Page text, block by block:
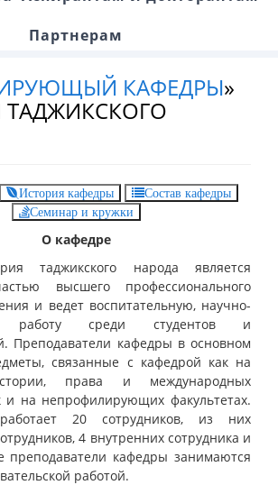
Партнерам
КАФЕДРЫ»
ТАДЖИКСКОГО
История кафедры
Состав кафедры
Семинар и кружки
О кафедре
таджикского народа является
высшего профессионального
и ведет воспитательную, научно-
работу среди студентов и
Преподаватели кафедры в основном
связанные с кафедрой как на
права и международных
и на непрофилирующих факультетах.
20 сотрудников, из них
4 внутренних сотрудника и
преподаватели кафедры занимаются
работой.